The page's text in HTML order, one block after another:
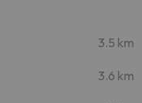
3.5 km
3.6 km